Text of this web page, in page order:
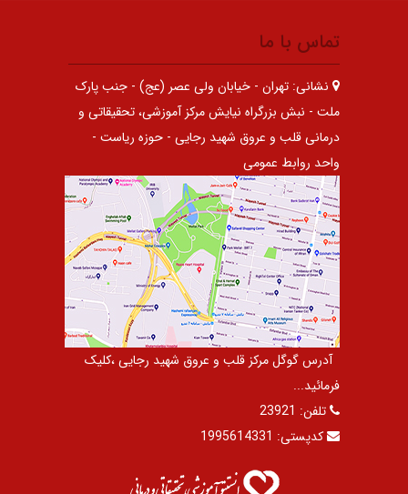
تماس با ما
نشانی: تهران - خیابان ولی عصر (عج) - جنب پارک
ملت - نبش بزرگراه نیایش مرکز آموزشی، تحقیقاتی و
درمانی قلب و عروق شهید رجایی - حوزه ریاست -
واحد روابط عمومی
آدرس گوگل مرکز قلب و عروق شهید رجایی ،کلیک
فرمائید...
تلفن: 23921
کدپستی: 1995614331